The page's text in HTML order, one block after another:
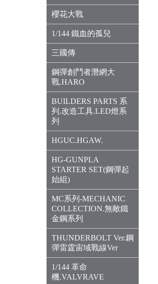
櫻花大戰
1/144 鐵血的孤兒
三國傳
鋼彈創鬥者潛網大
戰.HARO
BUILDERS PARTS 系
列.改造工具.LED燈系
列
HGUC.HGAW.
HG-GUNPLA
STARTER SET(鋼彈起
始組)
MC系列-MECHANIC
COLLECTION.無敵鐵
金鋼系列
THUNDERBOLT Ver.鋼
彈雷霆宙域戰線Ver
1/144 革命
機.VALVRAVE